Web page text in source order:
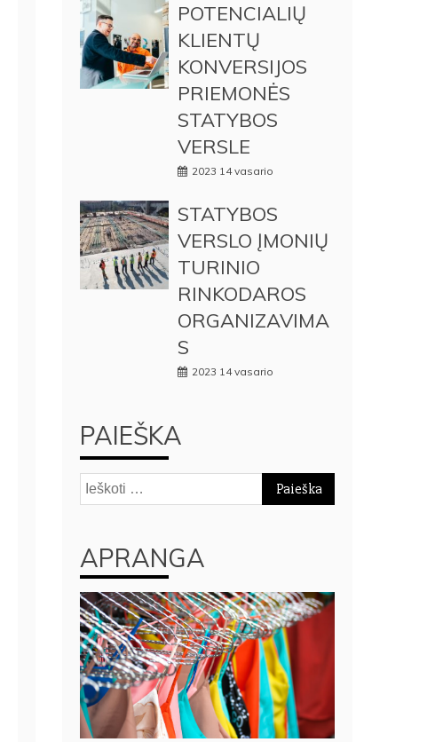
POTENCIALIŲ
KLIENTŲ
KONVERSIJOS
PRIEMONĖS
STATYBOS
VERSLE
2023 14 vasario
STATYBOS
VERSLO ĮMONIŲ
TURINIO
RINKODAROS
ORGANIZAVIMA
S
2023 14 vasario
PAIEŠKA
Ieškoti:
APRANGA